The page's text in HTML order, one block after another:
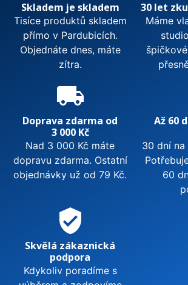
Skladem je skladem
Tisíce produktů skladem
přímo v Pardubicích.
Objednáte dnes, máte
zítra.
30 let
Máme
local_shipping
Doprava zdarma od
3 000 Kč
Nad 3 000 Kč máte
dopravu zdarma. Ostatní
objednávky už od 79 Kč.
Až 60
30 dní na
60
verified_user
Skvělá zákaznická
podpora
Kdykoliv poradíme s